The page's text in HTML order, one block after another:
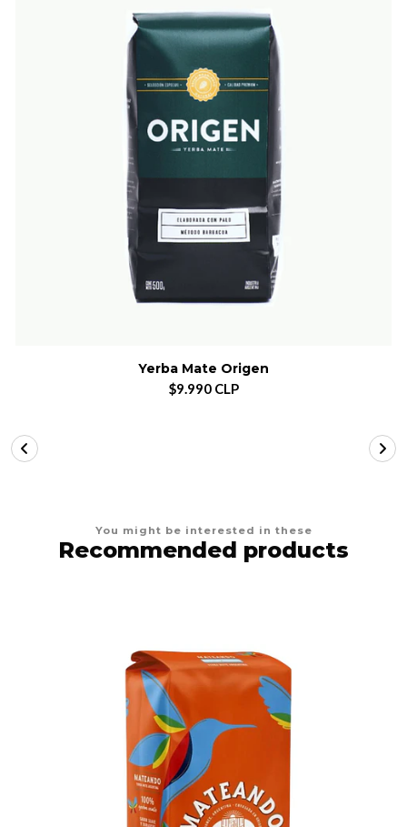
Yerba Mate Origen
$9.990 CLP
You might be interested in these
Recommended products